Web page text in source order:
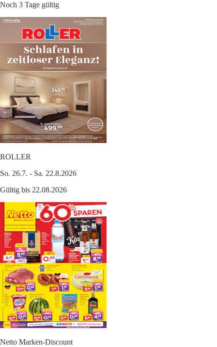
Noch 3 Tage gültig
ROLLER
So. 26.7. - Sa. 22.8.2026
Gültig bis 22.08.2026
Netto Marken-Discount